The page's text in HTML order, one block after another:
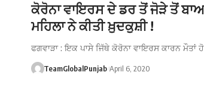
ਕੋਰੋਨਾ ਵਾਇਰਸ ਦੇ ਡਰ ਤੋਂ ਜੋੜੇ ਤੋਂ
ਮਹਿਲਾ ਨੇ ਕੀਤੀ ਖ਼ੁਦਕੁਸ਼ੀ !
ਫਗਵਾੜਾ : ਇਕ ਪਾਸੇ ਜਿੱਥੇ ਕੋਰੋਨਾ ਵਾਇਰਸ ਕਾਰਨ ਮੌਤਾਂ
TeamGlobalPunjab April 6, 2020